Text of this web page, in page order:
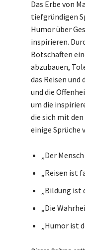
Das Erbe von
tiefgründigen
Humor über
inspirieren.
Botschaften
abzubauen,
das Reisen
und die
um die
die sich mit
einige Sprüche
„Der
„Reisen
„Bildung
„Die
„Humor ist